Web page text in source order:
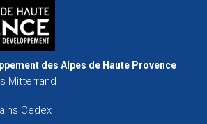
des Alpes de Haute Provence
Mitterrand
Cedex